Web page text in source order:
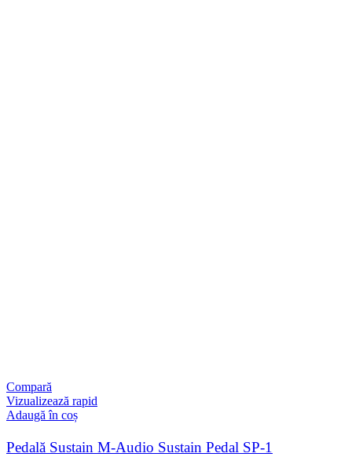
Compară
Vizualizează rapid
Adaugă în coș
Pedală Sustain M-Audio Sustain Pedal SP-1